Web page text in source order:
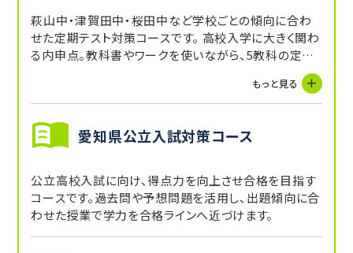
萩山中・津賀田中・桜田中など学校ごとの傾向に合わ
せた定期テスト対策コースです。 高校入学に大きく関わ
る内申点。教科書やワークを使いながら、5教科の定期
テストを対策し、内申点UPを目指します。受講していな
い教科に関しても、講師からの宿題や自習スペースを
活用することで補完できます。
もっと見る
愛知県公立入試対策コース
公立高校入試に向け、得点力を向上させ合格を目指す
コースです。過去問や予想問題を活用し、出題傾向に合
わせた授業で学力を合格ラインへ近づけます。